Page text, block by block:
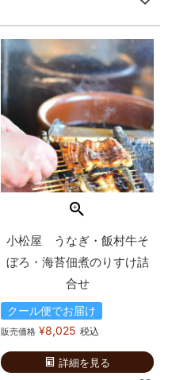
小松屋 うなぎ・飯村牛そ
ぼろ・海苔佃煮のりすけ詰
合せ
クール便でお届け
販売価格 ¥8,025 税込
詳細を見る